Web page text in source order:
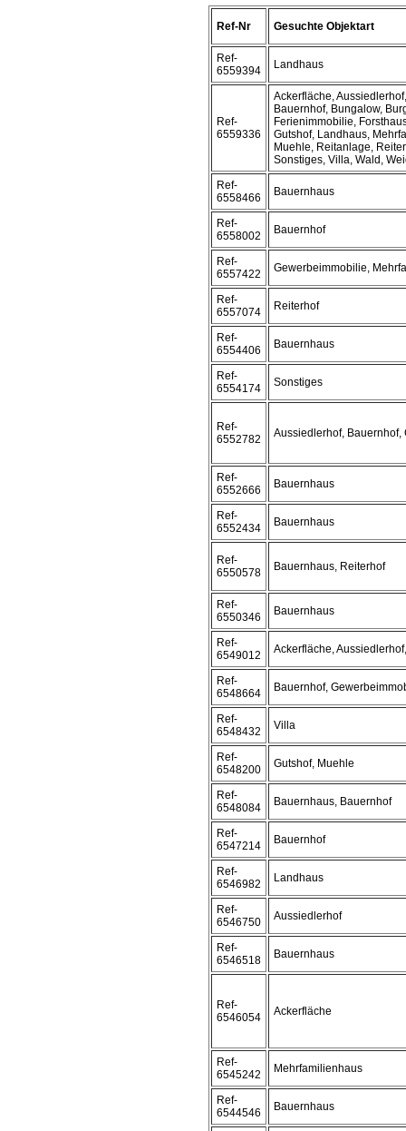
Ref-Nr Gesuchte Objektart
Ref-
6559394
Landhaus
Ref-
6559336
Ackerfläche,
Bauernhof, Bungalow,
Ferienimmobilie,
Gutshof, Landhaus,
Muehle, Reitanlage,
Sonstiges, Villa, Wald,
Ref-
6558466
Bauernhaus
Ref-
6558002
Bauernhof
Ref-
6557422
Gewerbeimmobilie,
Ref-
6557074
Reiterhof
Ref-
6554406
Bauernhaus
Ref-
6554174
Sonstiges
Ref-
6552782
Aussiedlerhof, Bauernhof,
Ref-
6552666
Bauernhaus
Ref-
6552434
Bauernhaus
Ref-
6550578
Bauernhaus, Reiterhof
Ref-
6550346
Bauernhaus
Ref-
6549012
Ackerfläche,
Ref-
6548664
Bauernhof,
Ref-
6548432
Villa
Ref-
6548200
Gutshof, Muehle
Ref-
6548084
Bauernhaus, Bauernhof
Ref-
6547214
Bauernhof
Ref-
6546982
Landhaus
Ref-
6546750
Aussiedlerhof
Ref-
6546518
Bauernhaus
Ref-
6546054
Ackerfläche
Ref-
6545242
Mehrfamilienhaus
Ref-
6544546
Bauernhaus